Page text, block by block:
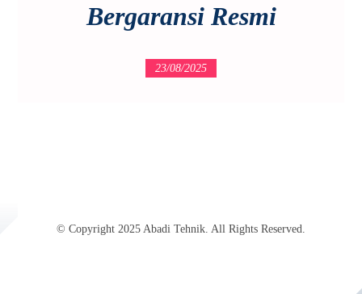
Bergaransi Resmi
23/08/2025
© Copyright 2025 Abadi Tehnik. All Rights Reserved.